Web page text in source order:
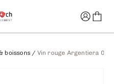
boissons / Vin rouge Argentiera 0,75